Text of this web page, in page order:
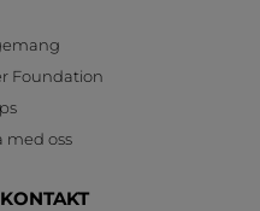
Foundation
med oss